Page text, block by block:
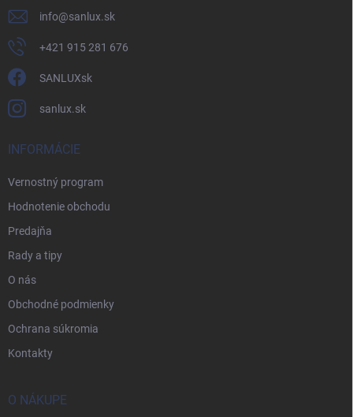
info@sanlux.sk
+421 915 281 676
SANLUXsk
sanlux.sk
INFORMÁCIE
Vernostný program
Hodnotenie obchodu
Predajňa
Rady a tipy
O nás
Obchodné podmienky
Ochrana súkromia
Kontakty
O NÁKUPE